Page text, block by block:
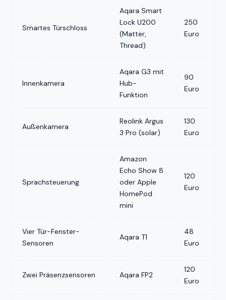
Smartes Türschloss
Aqara Smart
Lock U200
(Matter,
Thread)
250
Euro
Innenkamera
Aqara G3 mit
Hub-
Funktion
90
Euro
Außenkamera
Reolink Argus
3 Pro (solar)
130
Euro
Sprachsteuerung
Amazon
Echo Show 8
oder Apple
HomePod
mini
120
Euro
Vier Tür-Fenster-
Sensoren
Aqara T1
48
Euro
Zwei Präsenzsensoren Aqara FP2
120
Euro